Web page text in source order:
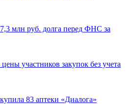
млн руб. долга перед ФНС за
участников закупок без учета
83 аптеки «Диалога»